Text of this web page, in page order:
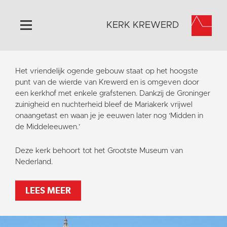
Home
Algemeen
Historie
Omgeving
Het Grootste Museum
Activiteiten
Steun ons
Contact
Vaktaal
KERK KREWERD
Het vriendelijk ogende gebouw staat op het hoogste
punt van de wierde van Krewerd en is omgeven door
een kerkhof met enkele grafstenen. Dankzij de Groninger
zuinigheid en nuchterheid bleef de Mariakerk vrijwel
onaangetast en waan je je eeuwen later nog ‘Midden in
de Middeleeuwen.’
Deze kerk behoort tot het Grootste Museum van
Nederland.
LEES MEER